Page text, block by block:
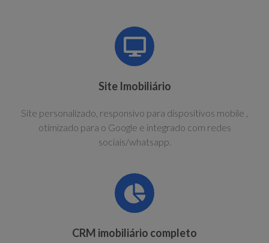
Site Imobiliário
Site personalizado, responsivo para dispositivos mobile ,
otimizado para o Google e integrado com redes
sociais/whatsapp.
CRM imobiliário completo